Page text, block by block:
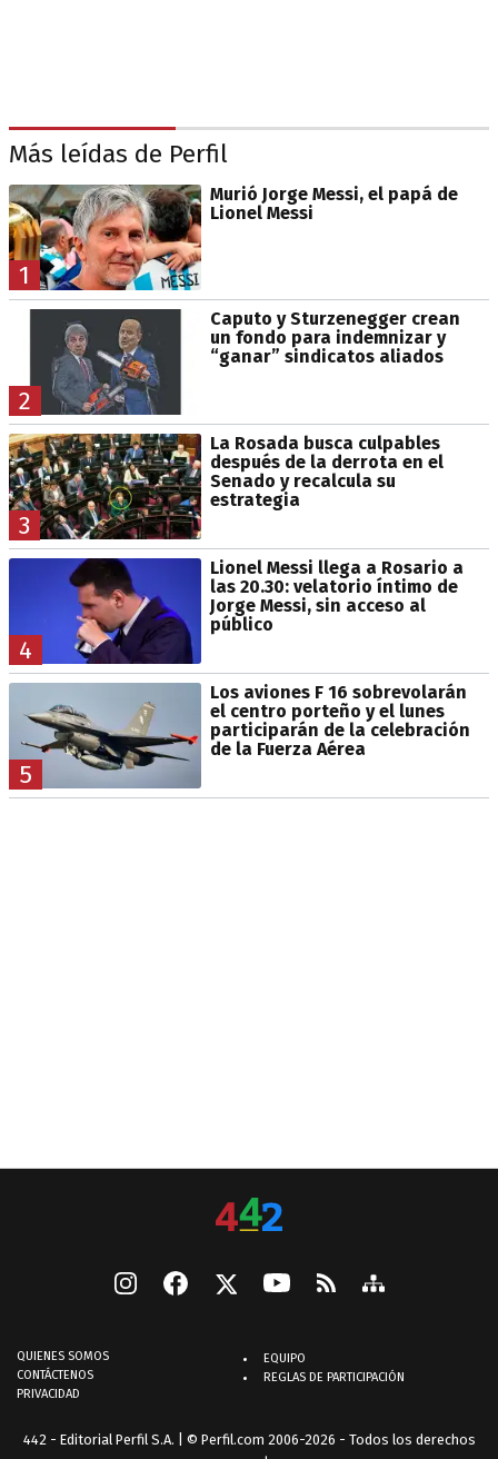
Más leídas de Perfil
1
Murió Jorge Messi, el papá de
Lionel Messi
2
Caputo y Sturzenegger crean
un fondo para indemnizar y
“ganar” sindicatos aliados
3
La Rosada busca culpables
después de la derrota en el
Senado y recalcula su
estrategia
4
Lionel Messi llega a Rosario a
las 20.30: velatorio íntimo de
Jorge Messi, sin acceso al
público
5
Los aviones F 16 sobrevolarán
el centro porteño y el lunes
participarán de la celebración
de la Fuerza Aérea
QUIENES SOMOS
CONTÁCTENOS
PRIVACIDAD
EQUIPO
REGLAS DE PARTICIPACIÓN
442 - Editorial Perfil S.A. | © Perfil.com 2006-2026 - Todos los derechos